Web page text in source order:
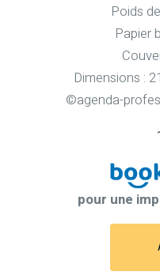
Poids
Papier
Dimensions :
©agenda-
pour une